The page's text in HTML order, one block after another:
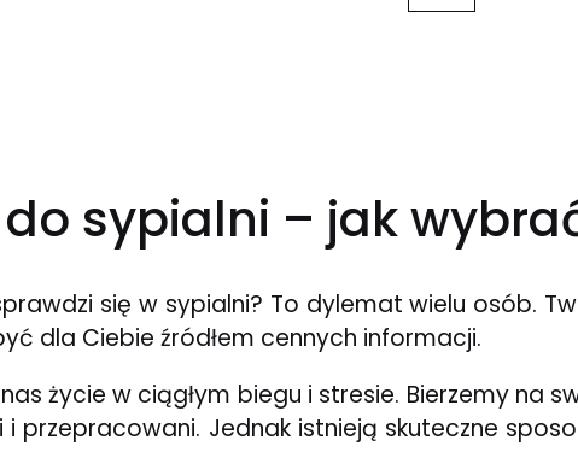
sypialni – jak
się w sypialni? To dylemat wielu osób.
dla Ciebie źródłem cennych informacji.
życie w ciągłym biegu i stresie. Bierzemy na
i przepracowani. Jednak istnieją skuteczne